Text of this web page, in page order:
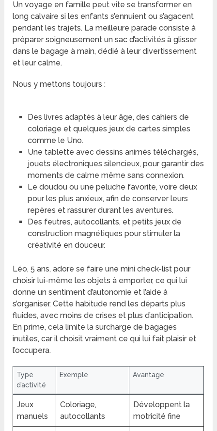
Un voyage en famille peut vite se transformer en
long calvaire si les enfants s’ennuient ou s’agacent
pendant les trajets. La meilleure parade consiste à
préparer soigneusement un sac d’activités à glisser
dans le bagage à main, dédié à leur divertissement
et leur calme.
Nous y mettons toujours :
Des livres adaptés à leur âge, des cahiers de
coloriage et quelques jeux de cartes simples
comme le Uno.
Une tablette avec dessins animés téléchargés,
jouets électroniques silencieux, pour garantir des
moments de calme même sans connexion.
Le doudou ou une peluche favorite, voire deux
pour les plus anxieux, afin de conserver leurs
repères et rassurer durant les aventures.
Des feutres, autocollants, et petits jeux de
construction magnétiques pour stimuler la
créativité en douceur.
Léo, 5 ans, adore se faire une mini check-list pour
choisir lui-même les objets à emporter, ce qui lui
donne un sentiment d’autonomie et l’aide à
s’organiser. Cette habitude rend les départs plus
fluides, avec moins de crises et plus d’anticipation.
En prime, cela limite la surcharge de bagages
inutiles, car il choisit vraiment ce qui lui fait plaisir et
l’occupera.
Type
d’activité
Exemple Avantage
Jeux
manuels
Coloriage,
autocollants
Développent la
motricité fine